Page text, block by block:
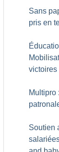
Sans
pris en
Multipro
Soutien